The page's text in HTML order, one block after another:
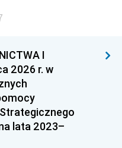
I
2026 r. w
lata 2023–